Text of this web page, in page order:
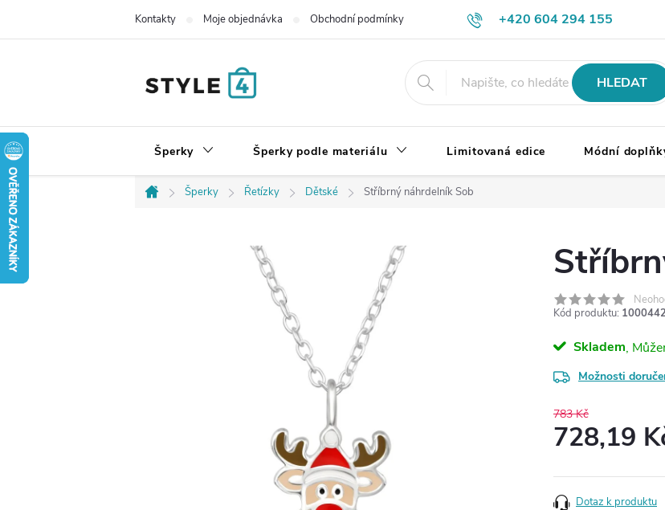
+420 604 294 155
Kontakty Moje objednávka Obchodní podmínky Výměna, vrácení a reklamace zboží
HLEDAT
Šperky Šperky podle materiálu Limitovaná edice Módní
Domů
Šperky Řetízky Dětské Stříbrný náhrdelník Sob
Kód produktu: 1000442
Skladem
Možnosti
783 Kč
728,19
cena:
Dotaz k produktu